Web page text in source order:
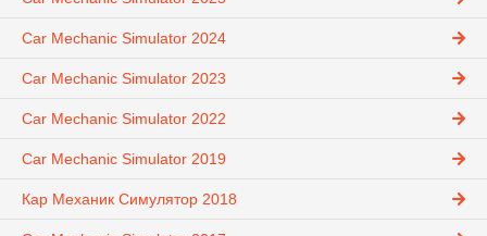
Car Mechanic Simulator 2024
Car Mechanic Simulator 2023
Car Mechanic Simulator 2022
Car Mechanic Simulator 2019
Кар Механик Симулятор 2018